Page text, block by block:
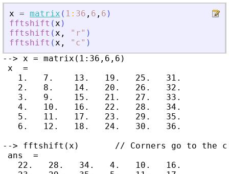
x = matrix ( 1 : 36 , 6 , 6 )
fftshift (x )
fftshift (x , " r" )
fftshift (x , " c" )
--> x = matrix(1:36,6,6)
x  =
   1.   7.    13.   19.   25.   31.
   2.   8.    14.   20.   26.   32.
   3.   9.    15.   21.   27.   33.
   4.   10.   16.   22.   28.   34.
   5.   11.   17.   23.   29.   35.
   6.   12.   18.   24.   30.   36.
--> fftshift(x)       // Corners go to the
ans  =
   22.   28.   34.   4.   10.   16.